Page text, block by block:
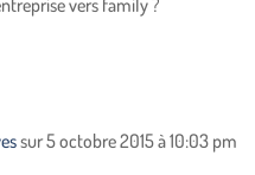
vers family ?
sur 5 octobre 2015 à 10:03 pm